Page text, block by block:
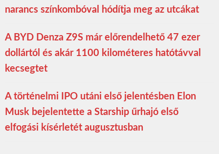
narancs színkombóval hódítja meg az utcákat
A BYD Denza Z9S már előrendelhető 47 ezer
dollártól és akár 1100 kilométeres hatótávval
kecsegtet
A történelmi IPO utáni első jelentésben Elon
Musk bejelentette a Starship űrhajó első
elfogási kísérletét augusztusban